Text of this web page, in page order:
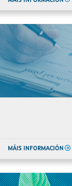
MÁIS INFORMACIÓN